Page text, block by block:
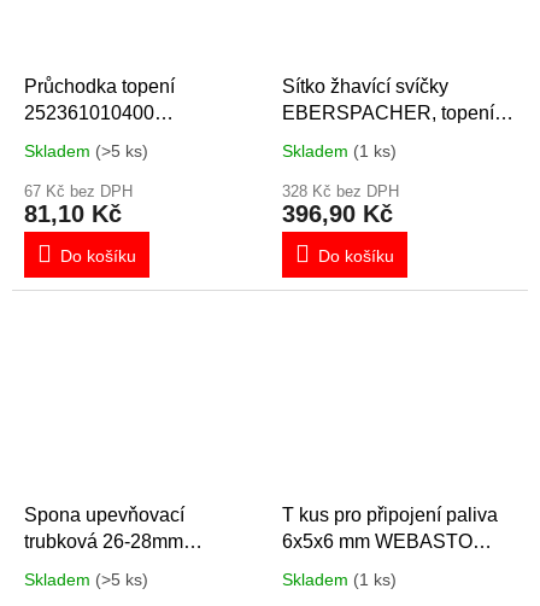
Průchodka topení
252361010400
Skladem (>5 ks)
67 Kč bez DPH
81,10 Kč
Do košíku
Sítko žhavící svíčky
EBERSPACHER, topení
251729060300
Skladem (1 ks)
328 Kč bez DPH
396,90 Kč
Do košíku
Spona upevňovací
trubková 26-28mm
221000500500
Skladem (>5 ks)
T kus pro připojení paliva
6x5x6 mm WEBASTO
Skladem (1 ks)